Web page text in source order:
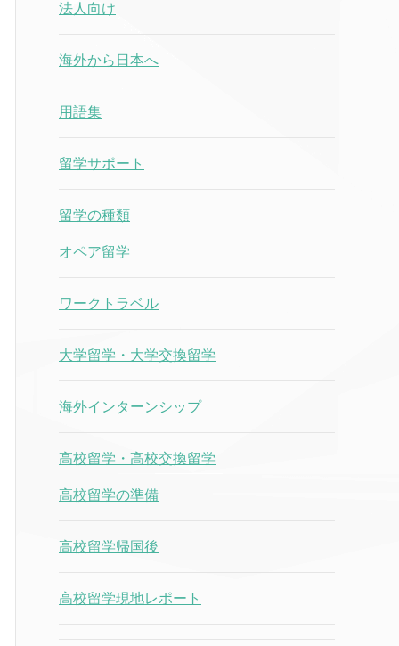
法人向け
海外から日本へ
用語集
留学サポート
留学の種類
オペア留学
ワークトラベル
大学留学・大学交換留学
海外インターンシップ
高校留学・高校交換留学
高校留学の準備
高校留学帰国後
高校留学現地レポート